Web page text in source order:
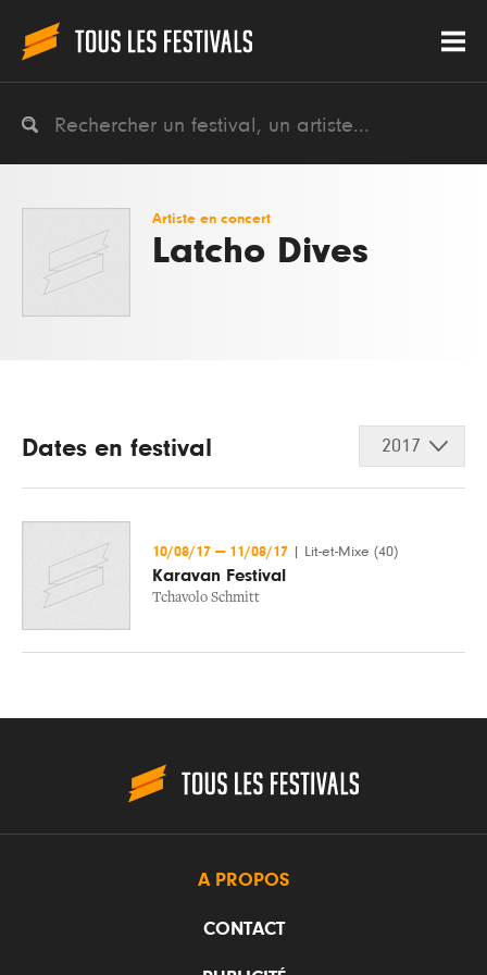
Artiste en concert
Latcho Dives
Dates en festival 2017
10/08/17 — 11/08/17 Lit-et-Mixe (40)
Karavan Festival
Tchavolo Schmitt
A PROPOS
CONTACT